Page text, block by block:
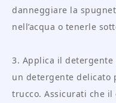
danneggiare la
nell’acqua o tenerle
3. Applica il
un detergente delicato
trucco. Assicurati che